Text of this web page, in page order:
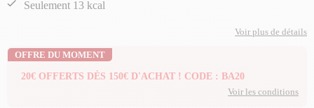
Seulement 13 kcal
Voir plus de détails
OFFRE DU MOMENT
20€ OFFERTS DÈS 150€ D'ACHAT ! CODE : BA20
Voir les conditions